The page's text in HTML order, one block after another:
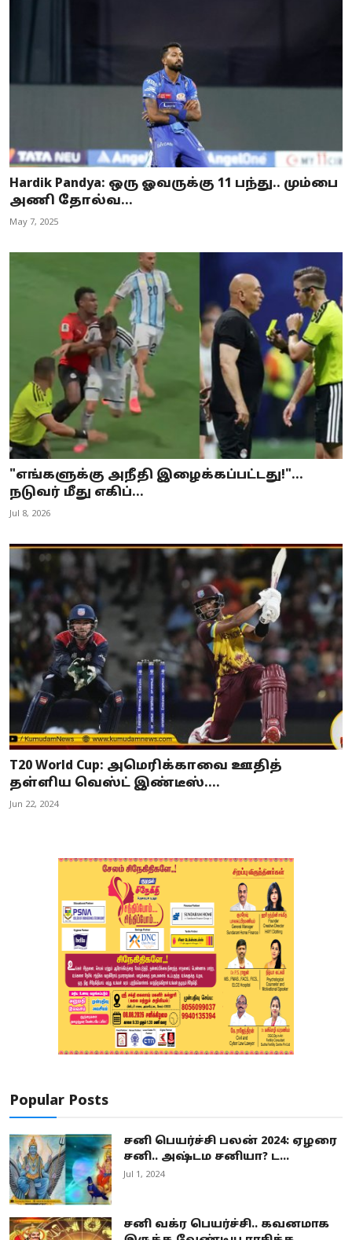
Hardik Pandya: ஒரு ஓவருக்கு 11 பந்து.. மும்பை
அணி தோல்வ...
May 7, 2025
"எங்களுக்கு அநீதி இழைக்கப்பட்டது!"...
நடுவர் மீது எகிப்...
Jul 8, 2026
T20 World Cup: அமெரிக்காவை ஊதித்
தள்ளிய வெஸ்ட் இண்டீஸ்....
Jun 22, 2024
Popular Posts
சனி பெயர்ச்சி பலன் 2024: ஏழரை
சனி.. அஷ்டம சனியா? ட...
Jul 1, 2024
சனி வக்ர பெயர்ச்சி.. கவனமாக